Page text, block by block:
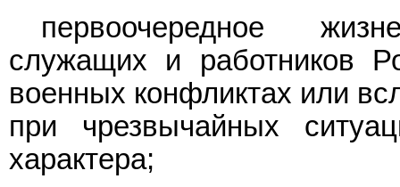
первоочередное
служащих и работников
военных конфликтах или
при чрезвычайных
характера;